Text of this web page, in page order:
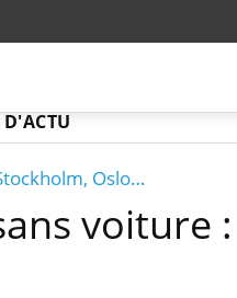
Oslo…
voiture